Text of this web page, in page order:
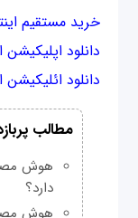
خرید مستقیم
دانلود
دانلود
مطالب
دارد؟
هوش